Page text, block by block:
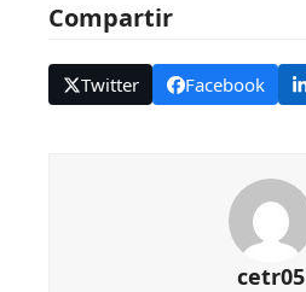
Compartir
Twitter Facebook
cetr05